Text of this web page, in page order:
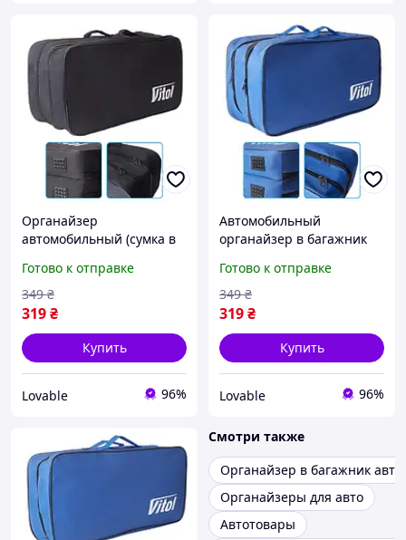
Органайзер
автомобильный (сумка в
инструментов Vitol
45х22х18 см на 2
отделения Черный
Готово к отправке
319₴
349 ₴
Купить
Lovable 96%
Автомобильный
органайзер в багажник
помощи Vitol 2 отделения
45х22х18 Оксфорд Синяя
Готово к отправке
319₴
349 ₴
Купить
Lovable 96%
Смотри также
Органайзер в багажник
Органайзеры для авто
Автотовары